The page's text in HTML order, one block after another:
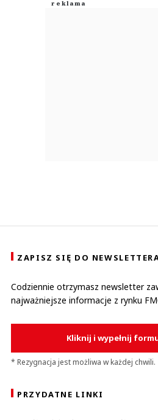
ZAPISZ SIĘ DO
Codziennie otrzymasz newsletter
najważniejsze informacje z rynku
Kliknij i wypełnij
* Rezygnacja jest możliwa w każdej chwili.
PRZYDATNE LINKI